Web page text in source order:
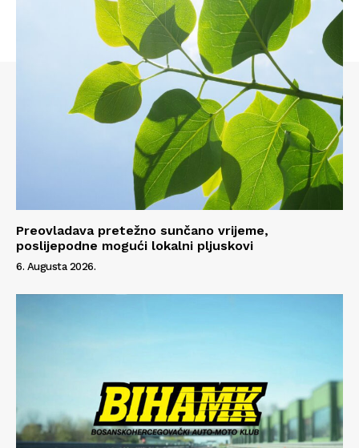
Preovladava pretežno sunčano vrijeme,
poslijepodne mogući lokalni pljuskovi
6. Augusta 2026.